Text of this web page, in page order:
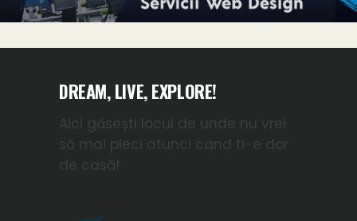
DREAM, LIVE, EXPLORE!
Aici găsești locul de unde nu vrei
să mai pleci atunci cand ti-e dor
de casă!